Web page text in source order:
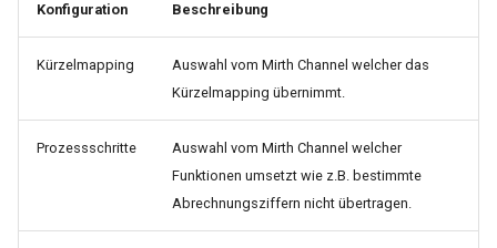
Konfiguration Beschreibung
Kürzelmapping
Auswahl vom Mirth Channel welcher das
Kürzelmapping übernimmt.
Prozessschritte
Auswahl vom Mirth Channel welcher
Funktionen umsetzt wie z.B. bestimmte
Abrechnungsziffern nicht übertragen.